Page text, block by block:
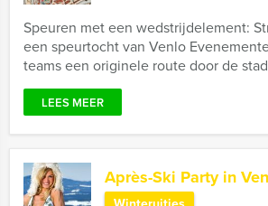
Speuren met een wedstrijdelement:
een speurtocht van Venlo
teams een originele route door de
LEES MEER
Après-Ski Party in